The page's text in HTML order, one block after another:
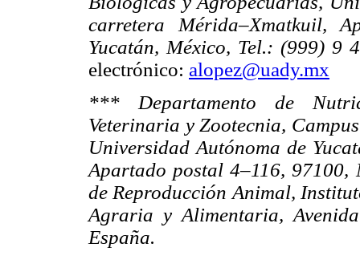
carretera Mérida–Xmatkuil,
Yucatán, México, Tel.: (999)
electrónico: alopez@uady.mx
*** Departamento de
Veterinaria y Zootecnia,
Universidad Autónoma de
Apartado postal 4–116, 97100,
de Reproducción Animal,
Agraria y Alimentaria,
España.